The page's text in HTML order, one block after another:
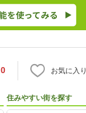
0 お気に入り
住みやすい街を探す